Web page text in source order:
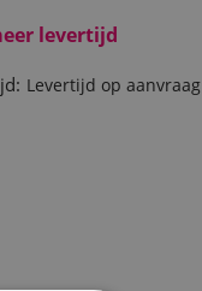
levertijd
Levertijd op aanvraag